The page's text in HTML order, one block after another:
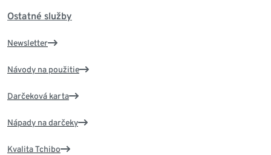
Ostatné služby
Newsletter
Návody na použitie
Darčeková karta
Nápady na darčeky
Kvalita Tchibo